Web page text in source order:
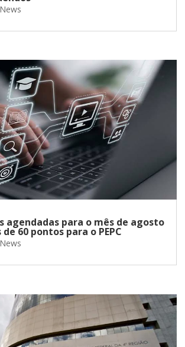
agendadas para o mês de agosto
60 pontos para o PEPC